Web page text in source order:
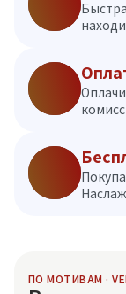
ПО МОТИВАМ ·